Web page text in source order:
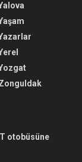
otobüsüne